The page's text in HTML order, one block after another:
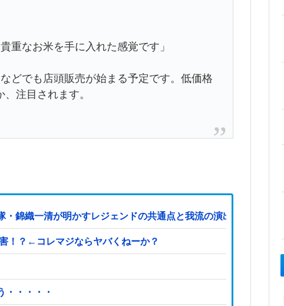
重なお米を手に入れた感覚です」
どでも店頭販売が始まる予定です。低価格
注目されます。
錦織一清が明かすレジェンドの共通点と我流の演出論
！？←コレマジならヤバくねーか？
・・・・・